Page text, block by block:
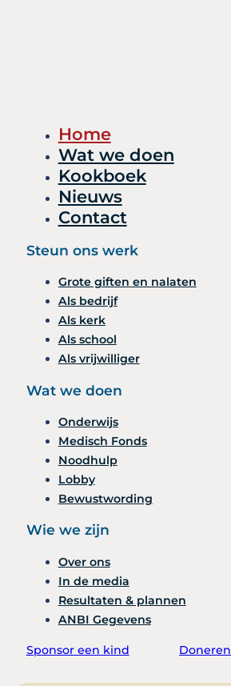
Home
Wat we doen
Kookboek
Nieuws
Contact
Steun ons werk
Grote giften en nalaten
Als bedrijf
Als kerk
Als school
Als vrijwilliger
Wat we doen
Onderwijs
Medisch Fonds
Noodhulp
Lobby
Bewustwording
Wie we zijn
Over ons
In de media
Resultaten & plannen
ANBI Gegevens
Sponsor een kind Doneren